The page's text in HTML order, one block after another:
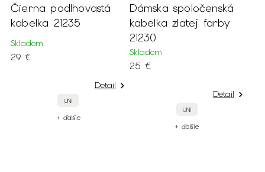
Čierna podlhovastá
kabelka 21235
Skladom
29 €
Detail
UNI
+ ďalšie
Dámska spoločenská
kabelka zlatej farby
21230
Skladom
25 €
Detail
UNI
+ ďalšie